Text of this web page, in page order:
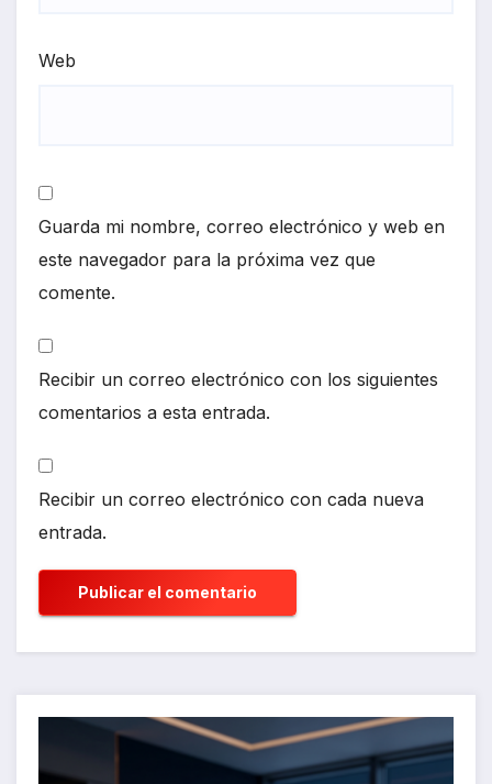
Web
Guarda mi nombre, correo electrónico y web en
este navegador para la próxima vez que
comente.
Recibir un correo electrónico con los siguientes
comentarios a esta entrada.
Recibir un correo electrónico con cada nueva
entrada.